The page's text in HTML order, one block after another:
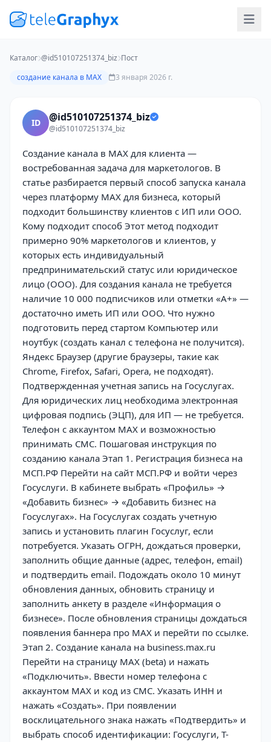
Каталог @id510107251374_biz Пост
создание канала в MAX
3 января 2026 г.
ID @id510107251374_biz
@id510107251374_biz
Создание канала в MAX для клиента —
востребованная задача для маркетологов. В
статье разбирается первый способ запуска канала
через платформу MAX для бизнеса, который
подходит большинству клиентов с ИП или ООО.
Кому подходит способ Этот метод подходит
примерно 90% маркетологов и клиентов, у
которых есть индивидуальный
предпринимательский статус или юридическое
лицо (ООО). Для создания канала не требуется
наличие 10 000 подписчиков или отметки «А+» —
достаточно иметь ИП или ООО. Что нужно
подготовить перед стартом Компьютер или
ноутбук (создать канал с телефона не получится).
Яндекс Браузер (другие браузеры, такие как
Chrome, Firefox, Safari, Opera, не подходят).
Подтвержденная учетная запись на Госуслугах.
Для юридических лиц необходима электронная
цифровая подпись (ЭЦП), для ИП — не требуется.
Телефон с аккаунтом MAX и возможностью
принимать СМС. Пошаговая инструкция по
созданию канала Этап 1. Регистрация бизнеса на
МСП.РФ Перейти на сайт МСП.РФ и войти через
Госуслуги. В кабинете выбрать «Профиль» →
«Добавить бизнес» → «Добавить бизнес на
Госуслугах». На Госуслугах создать учетную
запись и установить плагин Госуслуг, если
потребуется. Указать ОГРН, дождаться проверки,
заполнить общие данные (адрес, телефон, email)
и подтвердить email. Подождать около 10 минут
обновления данных, обновить страницу и
заполнить анкету в разделе «Информация о
бизнесе». После обновления страницы дождаться
появления баннера про MAX и перейти по ссылке.
Этап 2. Создание канала на business.max.ru
Перейти на страницу MAX (beta) и нажать
«Подключить». Ввести номер телефона с
аккаунтом MAX и код из СМС. Указать ИНН и
нажать «Создать». При появлении
восклицательного знака нажать «Подтвердить» и
выбрать способ идентификации: Госуслуги, T-